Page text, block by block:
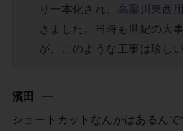
り一本化され、 高梁川東西
きました。当時も世紀の大
が、このような工事は珍し
濱田
ショートカットなんかはあるん